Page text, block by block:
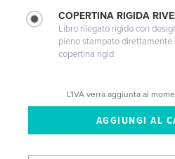
COPERTINA RIGIDA
Libro rilegato rigido con
pieno stampato direttamente
copertina rigid
L'IVA verrà aggiunta al